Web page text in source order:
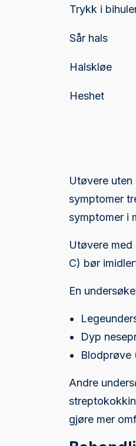
Trykk i
Sår hals
Halskløe
Heshet
Utøvere
symptomer
symptomer i
Utøvere
C) bør
En
Dyp
Blodprøve
Andre
gjøre mer